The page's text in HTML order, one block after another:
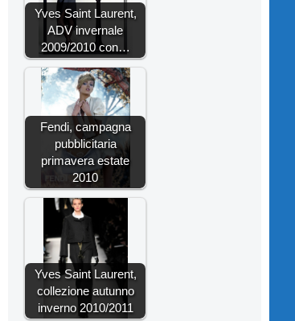
Yves Saint Laurent,
ADV invernale
2009/2010 con…
Fendi, campagna
pubblicitaria
primavera estate
2010
Yves Saint Laurent,
collezione autunno
inverno 2010/2011